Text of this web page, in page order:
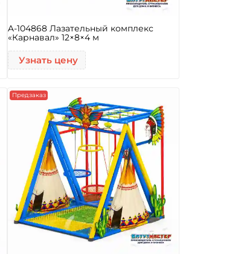
A-104868 Лазательный комплекс
«Карнавал» 12×8×4 м
Узнать цену
Предзаказ